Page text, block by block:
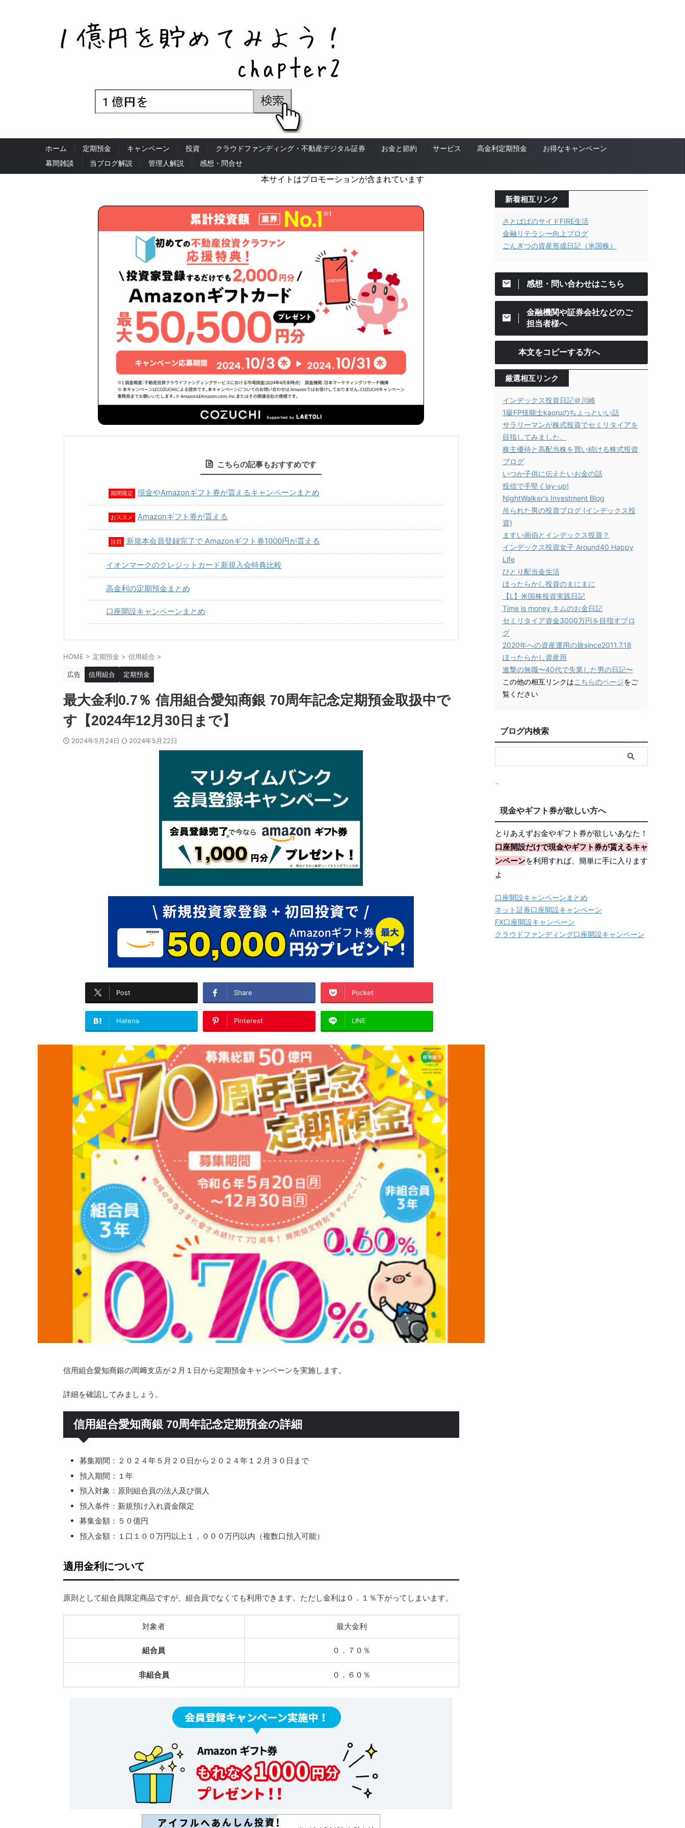
ホーム 定期預金 キャンペーン 投資 クラウドファンディング・不動産デジタル証券 お金と節約 サービス 高金利定期預金
お得なキャンペーン
幕間雑談
当ブログ解説 管理人解説 感想・問合せ
本サイトはプロモーションが含まれています
こちらの記事もおすすめです
期間限定 現金やAmazonギフト券が貰えるキャンペーンまとめ
おススメ Amazonギフト券が貰える
注目 新規本会員登録完了で Amazonギフト券1000円が貰える
イオンマークのクレジットカード新規入会特典比較
高金利の定期預金まとめ
口座開設キャンペーンまとめ
HOME > 定期預金 > 信用組合 >
広告 信用組合 定期預金
最大金利0.7％ 信用組合愛知商銀 70周年記念定期預金取扱中で
す【2024年12月30日まで】
2024年5月24日 2024年5月22日
Post Share Pocket
Hatena Pinterest LINE
信用組合愛知商銀の岡﨑支店が２月１日から定期預金キャンペーンを実施します。
詳細を確認してみましょう。
信用組合愛知商銀 70周年記念定期預金の詳細
募集期間：２０２４年５月２０日から２０２４年１２月３０日まで
預入期間：１年
預入対象：原則組合員の法人及び個人
預入条件：新規預け入れ資金限定
募集金額：５０億円
預入金額：１口１００万円以上１，０００万円以内（複数口預入可能）
適用金利について
原則として組合員限定商品ですが、組合員でなくても利用できます。ただし金利は０．１％下がってしまいます。
対象者 最大金利
組合員 ０．７０％
非組合員 ０．６０％
新着相互リンク
さとぱぱのサイドFIRE生活
金融リテラシー向上ブログ
ごんぎつの資産形成日記（米国株）
感想・問い合わせはこちら
金融機関や証券会社などのご
担当者様へ
本文をコピーする方へ
厳選相互リンク
インデックス投資日記＠川崎
1級FP技能士kaoruのちょっといい話
サラリーマンが株式投資でセミリタイアを
目指してみました。
株主優待と高配当株を買い続ける株式投資
ブログ
いつか子供に伝えたいお金の話
投信で手堅くlay-up!
NightWalker's Investment Blog
吊られた男の投資ブログ (インデックス投
資)
ますい画伯とインデックス投資？
インデックス投資女子 Around40 Happy
Life
ひとり配当金生活
ほったらかし投資のまにまに
【L】米国株投資実践日記
Time is money キムのお金日記
セミリタイア資金3000万円を目指すブロ
グ
2020年への資産運用の旅since2011.7.18
ほったらかし資産用
進撃の無職〜40代で失業した男の日記〜
この他の相互リンクはこちらのページをご
覧ください
ブログ内検索
現金やギフト券が欲しい方へ
とりあえずお金やギフト券が欲しいあなた！
口座開設だけで現金やギフト券が貰えるキャ
ンペーンを利用すれば、簡単に手に入ります
よ
口座開設キャンペーンまとめ
ネット証券口座開設キャンペーン
FX口座開設キャンペーン
クラウドファンディング口座開設キャンペーン